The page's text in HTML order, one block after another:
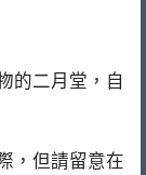
的二月堂，自
，但請留意在